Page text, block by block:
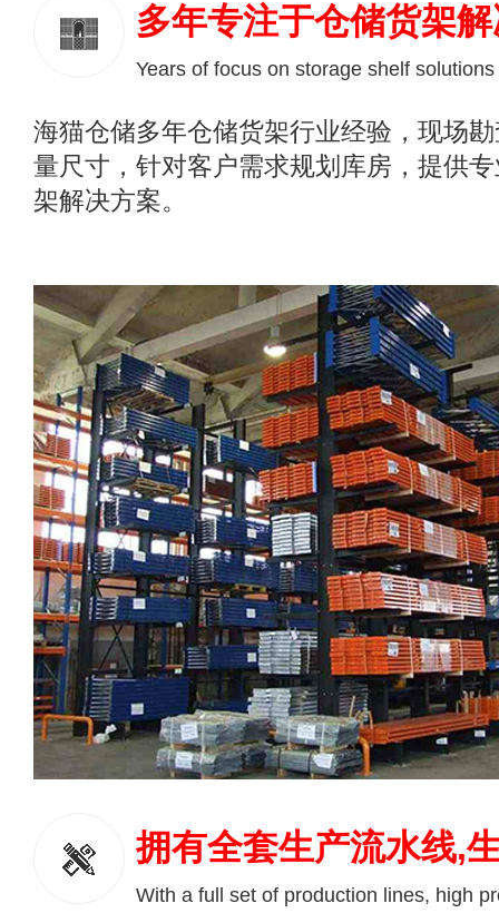
多年专注于仓储货架
Years of focus on storage shelf solutions
海猫仓储多年仓储货架行业经验，现场
量尺寸，针对客户需求规划库房，提供
架解决方案。
拥有全套生产流水线,
With a full set of production lines, high